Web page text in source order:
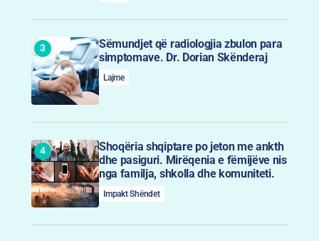
Sëmundjet që radiologjia zbulon para
simptomave. Dr. Dorian Skënderaj
Lajme
Shoqëria shqiptare po jeton me ankth
dhe pasiguri. Mirëqenia e fëmijëve nis
nga familja, shkolla dhe komuniteti.
Impakt Shëndet